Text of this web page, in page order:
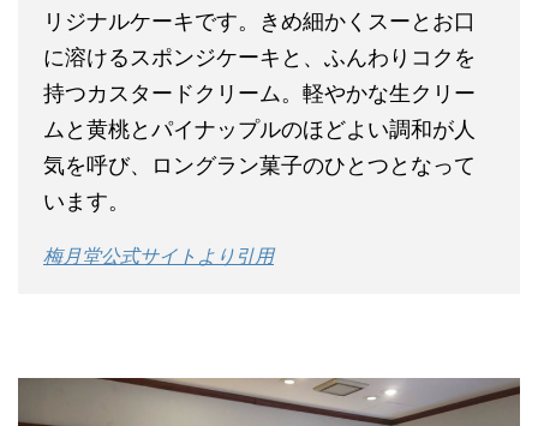
リジナルケーキです。きめ細かくスーとお口
に溶けるスポンジケーキと、ふんわりコクを
持つカスタードクリーム。軽やかな生クリー
ムと黄桃とパイナップルのほどよい調和が人
気を呼び、ロングラン菓子のひとつとなって
います。
梅月堂公式サイトより引用